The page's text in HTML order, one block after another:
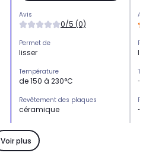
Avis
0/5 (0)
Permet de
lisser
Température
de 150 à 230°C
Revêtement des plaques
céramique
Largeur des plaques
110 mm
-
-
Voir plus